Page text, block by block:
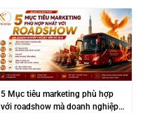
5 Mục tiêu marketing phù hợp
với roadshow mà doanh nghiệp